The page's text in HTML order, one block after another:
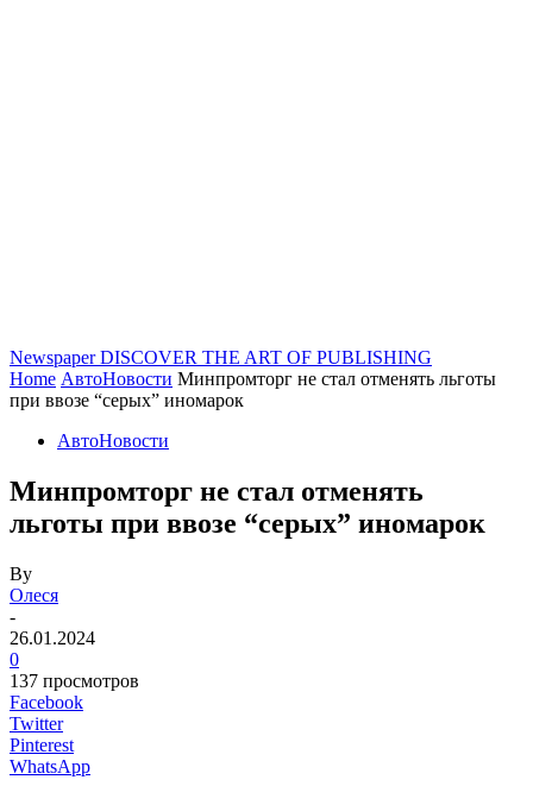
Newspaper DISCOVER THE ART OF PUBLISHING
Home АвтоНовости Минпромторг не стал отменять льготы
при ввозе “серых” иномарок
АвтоНовости
Минпромторг не стал отменять
льготы при ввозе “серых” иномарок
By
Олеся
-
26.01.2024
0
137 просмотров
Facebook
Twitter
Pinterest
WhatsApp